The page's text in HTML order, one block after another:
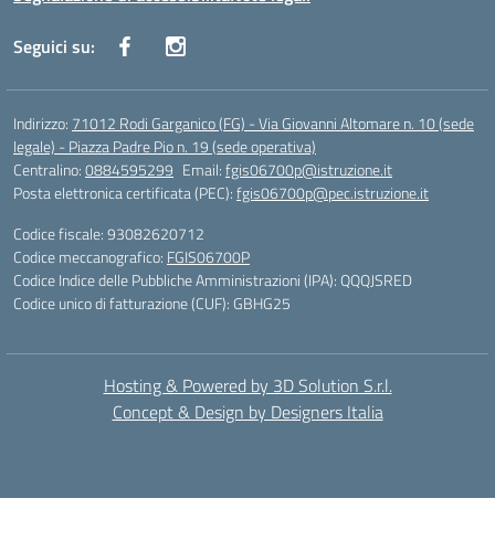
Seguici su:
Indirizzo: 71012 Rodi Garganico (FG) - Via Giovanni Altomare n. 10 (sede
legale) - Piazza Padre Pio n. 19 (sede operativa)
Centralino:0884595299 Email:fgis06700p@istruzione.it
Posta elettronica certificata (PEC):fgis06700p@pec.istruzione.it
Codice fiscale: 93082620712
Codice meccanografico: FGIS06700P
Codice Indice delle Pubbliche Amministrazioni (IPA): QQQJSRED
Codice unico di fatturazione (CUF): GBHG25
Hosting & Powered by 3D Solution S.r.l.
Concept & Design by Designers Italia